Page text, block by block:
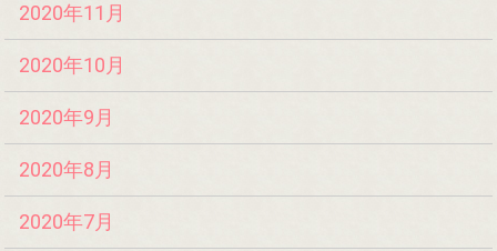
2020年11月
2020年10月
2020年9月
2020年8月
2020年7月